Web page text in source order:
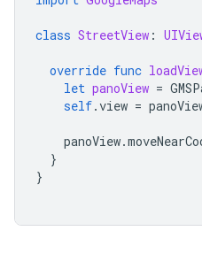
class StreetView :
override func
let panoView =
self.view =
panoView.
}
}